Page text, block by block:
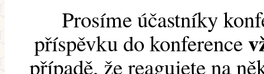
Prosíme účastníky
příspěvku do konference
případě, že reagujete na